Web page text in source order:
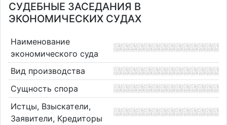
СУДЕБНЫЕ ЗАСЕДАНИЯ В
ЭКОНОМИЧЕСКИХ СУДАХ
Наименование
экономического суда
Вид производства
Сущность спора
Истцы, Взыскатели,
Заявители, Кредиторы